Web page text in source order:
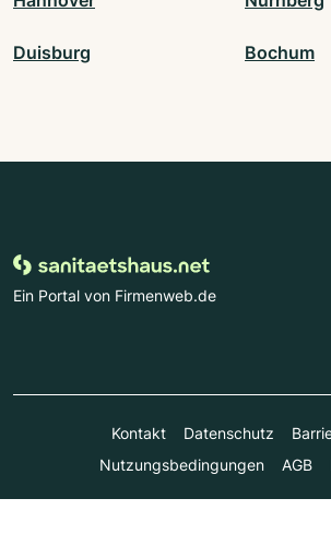
Duisburg Bochum
Ein Portal von Firmenweb.de
Kontakt Datenschutz
Nutzungsbedingungen
AGB